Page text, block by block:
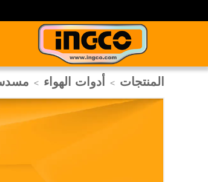
المنتجات > أدوات الهواء >